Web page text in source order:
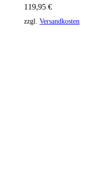
119,95 €
zzgl. Versandkosten